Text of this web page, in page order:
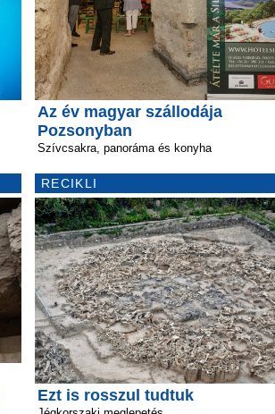
Az év magyar szállodája
Pozsonyban
Szívcsakra, panoráma és konyha
RECIKLI
Ezt is rosszul tudtuk